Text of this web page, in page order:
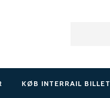
KØB INTERRAIL BILLET